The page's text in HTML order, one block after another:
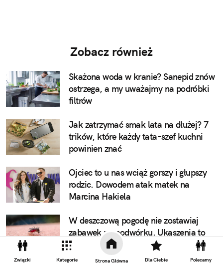
Związki Kategorie Strona Główna Dla Ciebie Polecamy
Zobacz również
Skażona woda w kranie? Sanepid znów
ostrzega, a my uważajmy na podróbki
filtrów
Jak zatrzymać smak lata na dłużej? 7
trików, które każdy tata–szef kuchni
powinien znać
Ojciec to u nas wciąż gorszy i głupszy
rodzic. Dowodem atak matek na
Marcina Hakiela
W deszczową pogodę nie zostawiaj
zabawek na podwórku. Ukąszenia to
najmniejszy problem